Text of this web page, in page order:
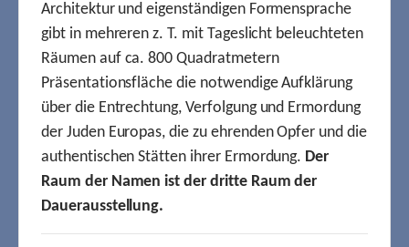
Architektur und eigenständigen Formensprache
gibt in mehreren z. T. mit Tageslicht beleuchteten
Räumen auf ca. 800 Quadratmetern
Präsentationsfläche die notwendige Aufklärung
über die Entrechtung, Verfolgung und Ermordung
der Juden Europas, die zu ehrenden Opfer und die
authentischen Stätten ihrer Ermordung. Der
Raum der Namen ist der dritte Raum der
Dauerausstellung.